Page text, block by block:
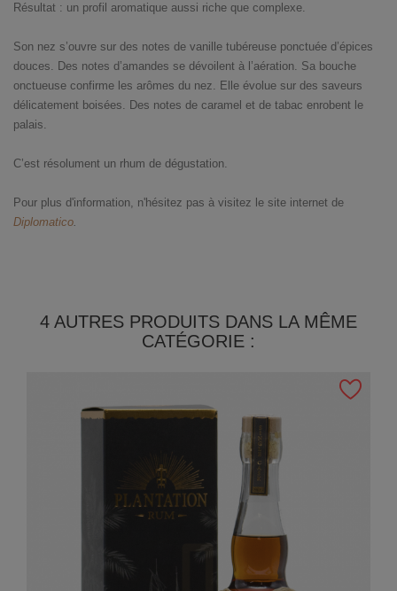
Résultat : un profil aromatique aussi riche que complexe.
Son nez s’ouvre sur des notes de vanille tubéreuse ponctuée d’épices
douces. Des notes d’amandes se dévoilent à l’aération. Sa bouche
onctueuse confirme les arômes du nez. Elle évolue sur des saveurs
délicatement boisées. Des notes de caramel et de tabac enrobent le
palais.
C’est résolument un rhum de dégustation.
Pour plus d'information, n'hésitez pas à visitez le site internet de
Diplomatico.
4 AUTRES PRODUITS DANS LA MÊME
CATÉGORIE :